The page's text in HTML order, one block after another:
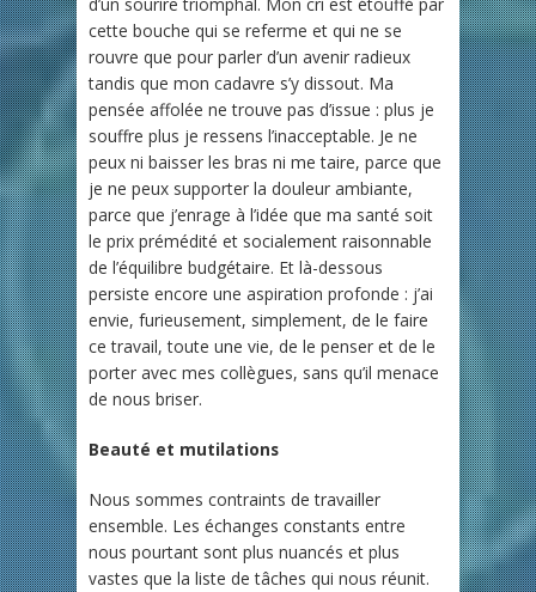
cette bouche qui se referme et qui ne se
rouvre que pour parler d’un avenir radieux
tandis que mon cadavre s’y dissout. Ma
pensée affolée ne trouve pas d’issue : plus je
souffre plus je ressens l’inacceptable. Je ne
peux ni baisser les bras ni me taire, parce que
je ne peux supporter la douleur ambiante,
parce que j’enrage à l’idée que ma santé soit
le prix prémédité et socialement raisonnable
de l’équilibre budgétaire. Et là-dessous
persiste encore une aspiration profonde : j’ai
envie, furieusement, simplement, de le faire
ce travail, toute une vie, de le penser et de le
porter avec mes collègues, sans qu’il menace
de nous briser.
Beauté et mutilations
Nous sommes contraints de travailler
ensemble. Les échanges constants entre
nous pourtant sont plus nuancés et plus
vastes que la liste de tâches qui nous réunit.